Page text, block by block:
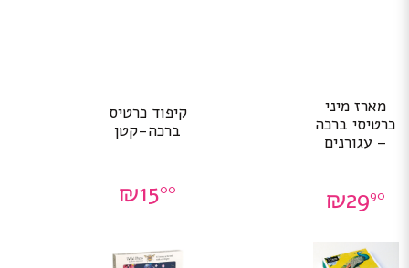
מארז מיני
כרטיסי ברכה
– עגורנים
₪2990
קיפוד כרטיס
ברכה-קטן
₪1500